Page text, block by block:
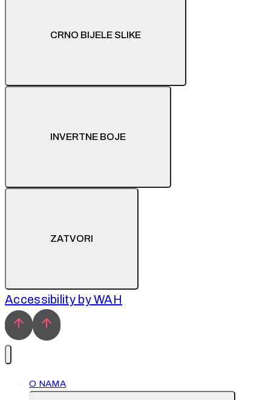
CRNO BIJELE SLIKE
INVERTNE BOJE
ZATVORI
Accessibility by WAH
O NAMA